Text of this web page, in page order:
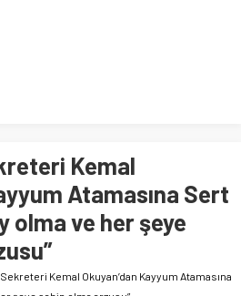
Kemal
Atamasına Sert
olma ve her şeye
Kemal Okuyan’dan Kayyum Atamasına